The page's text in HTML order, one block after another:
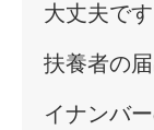
大丈夫で
扶養者の
イナンバ